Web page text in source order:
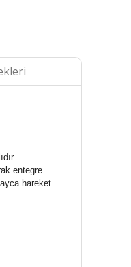
entegre
hareket